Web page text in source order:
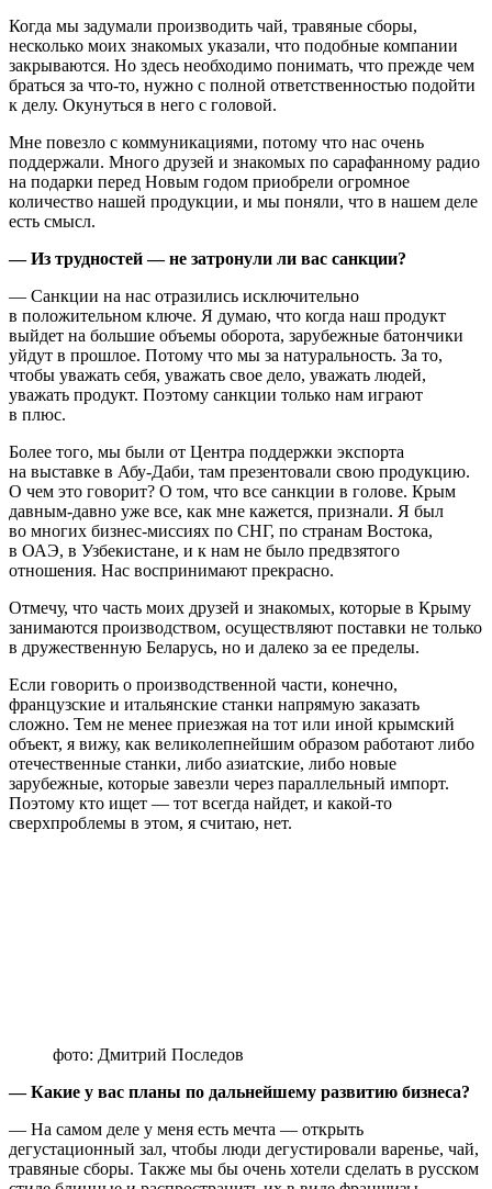
Когда мы задумали производить чай, травяные сборы,
несколько моих знакомых указали, что подобные компании
закрываются. Но здесь необходимо понимать, что прежде чем
браться за что-то, нужно с полной ответственностью подойти
к делу. Окунуться в него с головой.
Мне повезло с коммуникациями, потому что нас очень
поддержали. Много друзей и знакомых по сарафанному радио
на подарки перед Новым годом приобрели огромное
количество нашей продукции, и мы поняли, что в нашем деле
есть смысл.
— Из трудностей — не затронули ли вас санкции?
— Санкции на нас отразились исключительно
в положительном ключе. Я думаю, что когда наш продукт
выйдет на большие объемы оборота, зарубежные батончики
уйдут в прошлое. Потому что мы за натуральность. За то,
чтобы уважать себя, уважать свое дело, уважать людей,
уважать продукт. Поэтому санкции только нам играют
в плюс.
Более того, мы были от Центра поддержки экспорта
на выставке в Абу-Даби, там презентовали свою продукцию.
О чем это говорит? О том, что все санкции в голове. Крым
давным-давно уже все, как мне кажется, признали. Я был
во многих бизнес-миссиях по СНГ, по странам Востока,
в ОАЭ, в Узбекистане, и к нам не было предвзятого
отношения. Нас воспринимают прекрасно.
Отмечу, что часть моих друзей и знакомых, которые в Крыму
занимаются производством, осуществляют поставки не только
в дружественную Беларусь, но и далеко за ее пределы.
Если говорить о производственной части, конечно,
французские и итальянские станки напрямую заказать
сложно. Тем не менее приезжая на тот или иной крымский
объект, я вижу, как великолепнейшим образом работают либо
отечественные станки, либо азиатские, либо новые
зарубежные, которые завезли через параллельный импорт.
Поэтому кто ищет — тот всегда найдет, и какой-то
сверхпроблемы в этом, я считаю, нет.
фото: Дмитрий Последов
— Какие у вас планы по дальнейшему развитию бизнеса?
— На самом деле у меня есть мечта — открыть
дегустационный зал, чтобы люди дегустировали варенье, чай,
травяные сборы. Также мы бы очень хотели сделать в русском